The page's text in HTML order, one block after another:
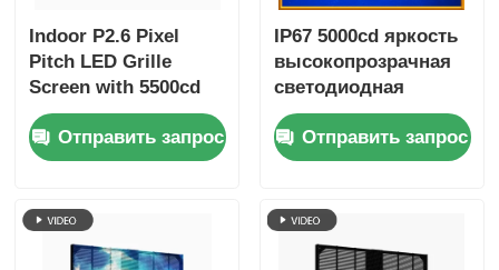
Indoor P2.6 Pixel
Pitch LED Grille
Screen with 5500cd
Brightness and IP67
Waterproof for Retail
Stores (Внутренний
пиксельный
светодиодный
Отправить запрос
IP67 5000cd яркость
высокопрозрачная
светодиодная
решетка для
наружного
рекламного экрана
Отправить запрос